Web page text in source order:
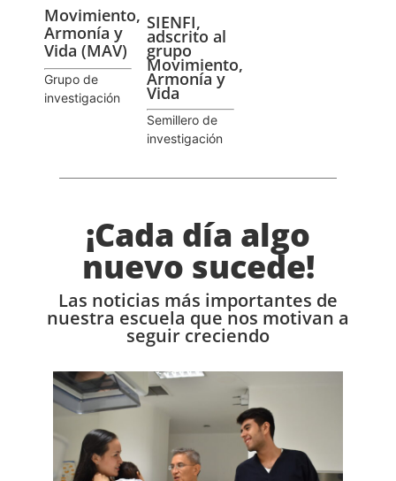
Movimiento,
Armonía y
Vida (MAV)
Grupo de
investigación
SIENFI,
adscrito al
grupo
Movimiento,
Armonía y
Vida
Semillero de
investigación
¡Cada día algo
nuevo sucede!
Las noticias más importantes de
nuestra escuela que nos motivan a
seguir creciendo